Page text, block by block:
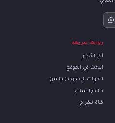
روابط سريعة
آخر الأخبار
البحث في الموقع
القنوات الإخبارية (مباشر)
قناة واتساب
قناة تلغرام